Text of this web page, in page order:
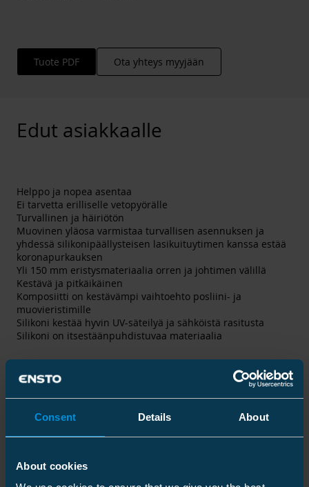
Consent Details About
About cookies
Tuote PDF Ota yhteys myyjään
Edut asiakkaalle
Helppo ja nopea asentaa
Ei tarvetta erilliselle vetopyörälle
Turvallinen ja häiriötön
Muovinen yläosa varmistaa turvallisen asennuksen ja
yhdessä silikonipäällysteisen lasikuituytimen kanssa estää
koronapurkauksen
Yli 150 mm eristysmateriaalia orren ja johtimen välillä
Kestävä ja pitkäikäinen
Komposiitti on kestävämpi vaihtoehto posliini- ja
muovieristimille
Silikoni kestää hyvin UV-säteilyä ja sähköistä rasitusta
Silikoni on itsestäänpuhdistuvaa materiaalia
Tekniset tiedot
Tekniset tiedot